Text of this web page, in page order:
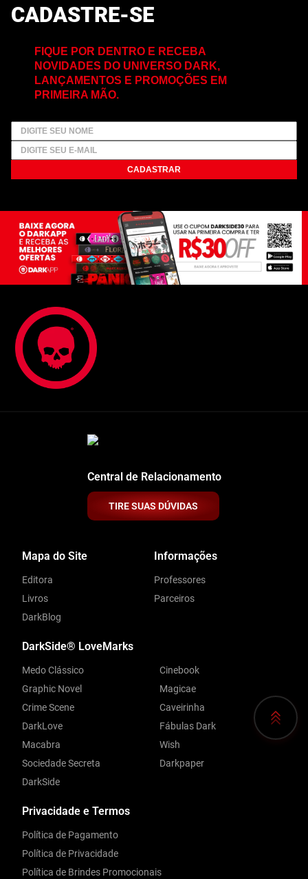
CADASTRE-SE
FIQUE POR DENTRO E RECEBA
NOVIDADES DO UNIVERSO DARK,
LANÇAMENTOS E PROMOÇÕES EM
PRIMEIRA MÃO.
CADASTRAR
Central de Relacionamento
TIRE SUAS DÚVIDAS
Privacidade e Termos
Política de Pagamento
Política de Privacidade
Política de Brindes Promocionais
Mapa do Site
Editora
Livros
DarkBlog
Informações
Professores
Parceiros
DarkSide® LoveMarks
Medo Clássico
Graphic Novel
Crime Scene
DarkLove
Macabra
Sociedade Secreta
DarkSide
Cinebook
Magicae
Caveirinha
Fábulas Dark
Wish
Darkpaper